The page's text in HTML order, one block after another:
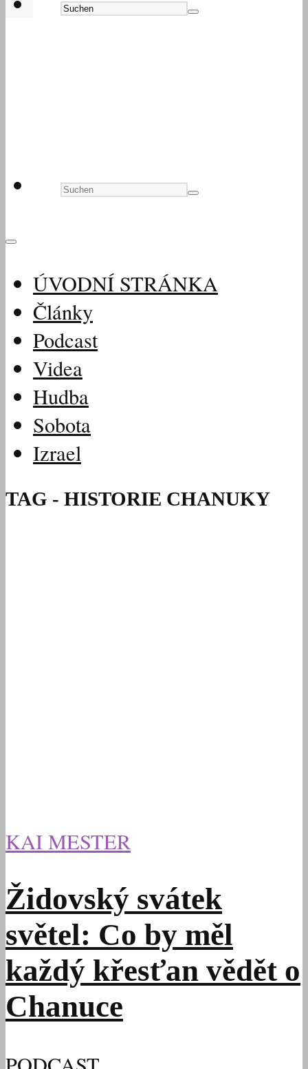
ÚVODNÍ STRÁNKA
Články
Podcast
Videa
Hudba
Sobota
Izrael
TAG - HISTORIE CHANUKY
KAI MESTER
Židovský svátek
světel: Co by měl
každý křesťan vědět o
Chanuce